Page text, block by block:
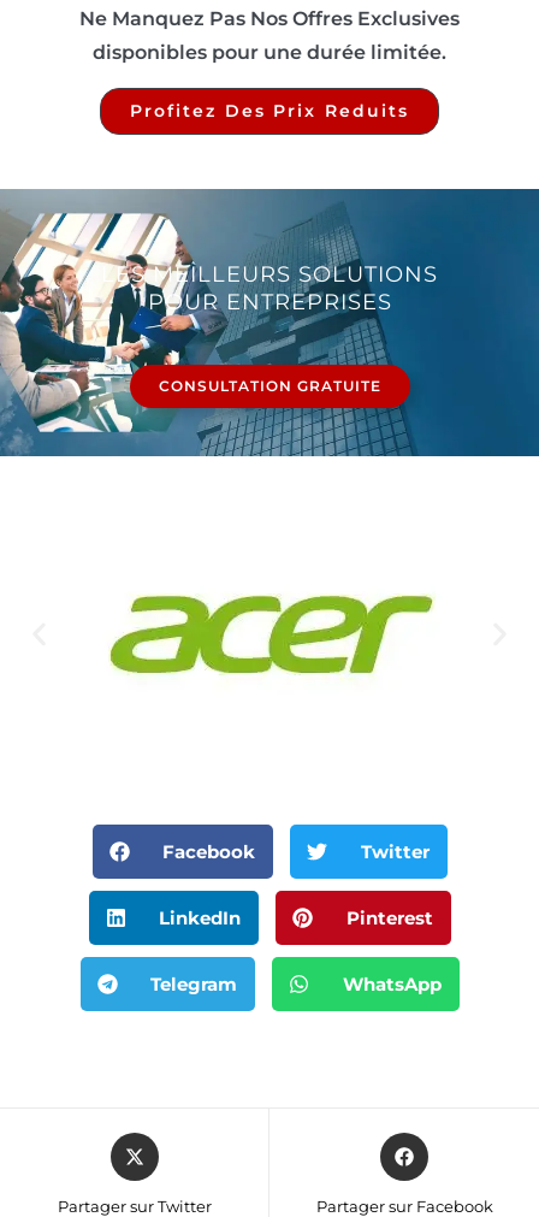
Ne Manquez Pas Nos Offres Exclusives
disponibles pour une durée limitée.
Profitez Des Prix Reduits
LES MEILLEURS SOLUTIONS
POUR ENTREPRISES
CONSULTATION GRATUITE
Facebook Twitter
LinkedIn Pinterest
Telegram WhatsApp
Partager sur Twitter Partager sur Facebook